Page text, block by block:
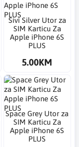
Sivi Silver Utor za
SIM Karticu Za
Apple iPhone 6S
PLUS
5.00KM
Space Grey Utor za
SIM Karticu Za
Apple iPhone 6S
PLUS